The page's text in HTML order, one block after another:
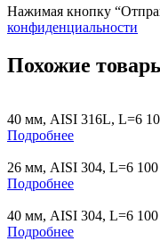
Нажимая кнопку
конфиденциальности
Похожие
40 мм, AISI 316L, L=6
Подробнее
26 мм, AISI 304, L=6
Подробнее
40 мм, AISI 304, L=6
Подробнее